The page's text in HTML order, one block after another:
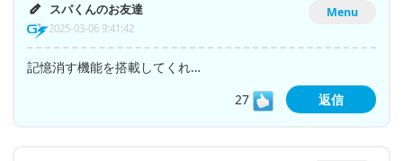
Menu
スパくんのお友達
2025-03-06 9:41:42
記憶消す機能を搭載してくれ…
27
返信